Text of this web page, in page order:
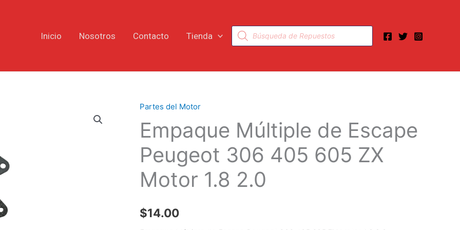
Inicio Nosotros Contacto Tienda
Búsqueda
de
productos
Partes del Motor
Empaque Múltiple de Escape
Peugeot 306 405 605 ZX
Motor 1.8 2.0
$14.00
Empaque
Múltiple
de
Escape
Peugeot
306
605
ZX